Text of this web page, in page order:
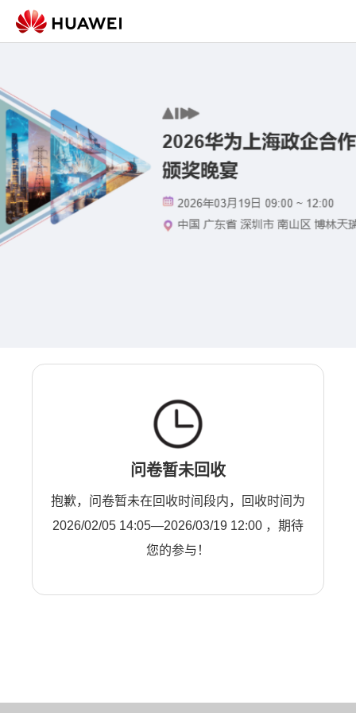
问卷暂未回收
抱歉，问卷暂未在回收时间段内，回收时间为
2026/02/05 14:05—2026/03/19 12:00 ，期待
您的参与！